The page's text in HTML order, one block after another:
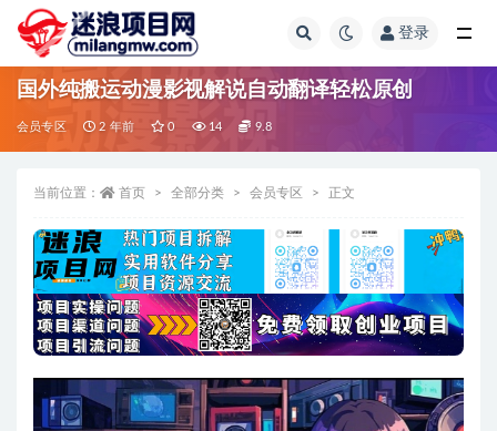
登录
国外纯搬运动漫影视解说自动翻译轻松原创
会员专区 2 年前 0 14 9.8
当前位置： 首页 全部分类 会员专区 正文
全部